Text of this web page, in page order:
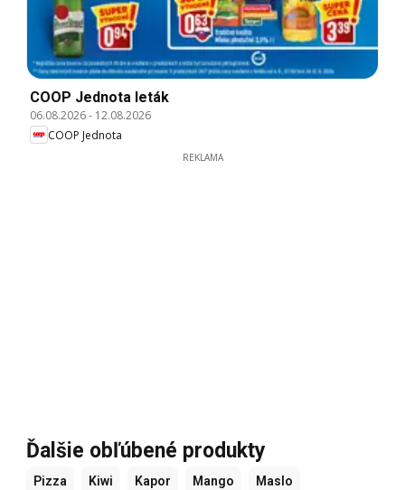
COOP Jednota leták
06.08.2026- 12.08.2026
COOP Jednota
REKLAMA
Ďalšie obľúbené produkty
Pizza Kiwi Kapor Mango Maslo